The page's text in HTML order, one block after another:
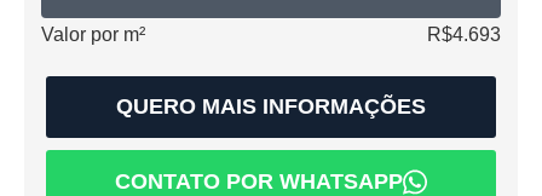
Valor por m² R$4.693
QUERO MAIS INFORMAÇÕES
CONTATO POR WHATSAPP